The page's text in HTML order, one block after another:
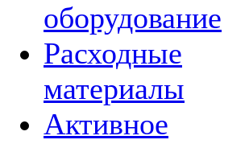
оборудование
Расходные
материалы
Активное